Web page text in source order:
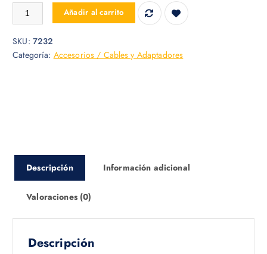
ADAPTADOR USB A TIPO C HEMBRA cantidad
Añadir al carrito
SKU: 7232
Categoría: Accesorios / Cables y Adaptadores
Descripción Información adicional
Valoraciones (0)
Descripción